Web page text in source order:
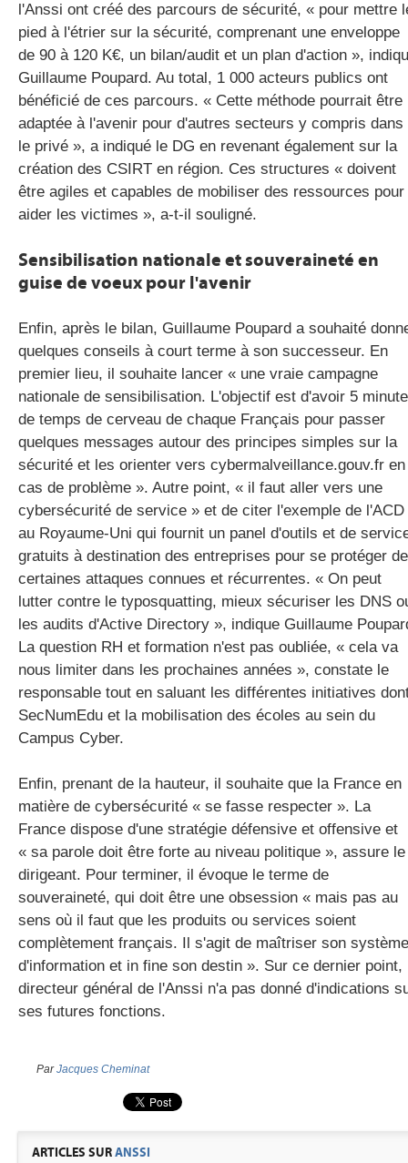
l'Anssi ont créé des parcours de sécurité, « pour mettre
pied à l'étrier sur la sécurité, comprenant une enveloppe
de 90 à 120 K€, un bilan/audit et un plan d'action »,
Guillaume Poupard. Au total, 1 000 acteurs publics ont
bénéficié de ces parcours. « Cette méthode pourrait être
adaptée à l'avenir pour d'autres secteurs y compris dans
le privé », a indiqué le DG en revenant également sur la
création des CSIRT en région. Ces structures « doivent
être agiles et capables de mobiliser des ressources pour
aider les victimes », a-t-il souligné.
Sensibilisation nationale et souveraineté en
guise de voeux pour l'avenir
Enfin, après le bilan, Guillaume Poupard a souhaité
quelques conseils à court terme à son successeur. En
premier lieu, il souhaite lancer « une vraie campagne
nationale de sensibilisation. L'objectif est d'avoir 5
de temps de cerveau de chaque Français pour passer
quelques messages autour des principes simples sur la
sécurité et les orienter vers cybermalveillance.gouv.fr en
cas de problème ». Autre point, « il faut aller vers une
cybersécurité de service » et de citer l'exemple de l'ACD
au Royaume-Uni qui fournit un panel d'outils et de
gratuits à destination des entreprises pour se protéger de
certaines attaques connues et récurrentes. « On peut
lutter contre le typosquatting, mieux sécuriser les DNS
les audits d'Active Directory », indique Guillaume
La question RH et formation n'est pas oubliée, « cela va
nous limiter dans les prochaines années », constate le
responsable tout en saluant les différentes initiatives
SecNumEdu et la mobilisation des écoles au sein du
Campus Cyber.
Enfin, prenant de la hauteur, il souhaite que la France en
matière de cybersécurité « se fasse respecter ». La
France dispose d'une stratégie défensive et offensive et
« sa parole doit être forte au niveau politique », assure le
dirigeant. Pour terminer, il évoque le terme de
souveraineté, qui doit être une obsession « mais pas au
sens où il faut que les produits ou services soient
complètement français. Il s'agit de maîtriser son système
d'information et in fine son destin ». Sur ce dernier point,
directeur général de l'Anssi n'a pas donné d'indications
ses futures fonctions.
ParJacques Cheminat
ARTICLES SURANSSI